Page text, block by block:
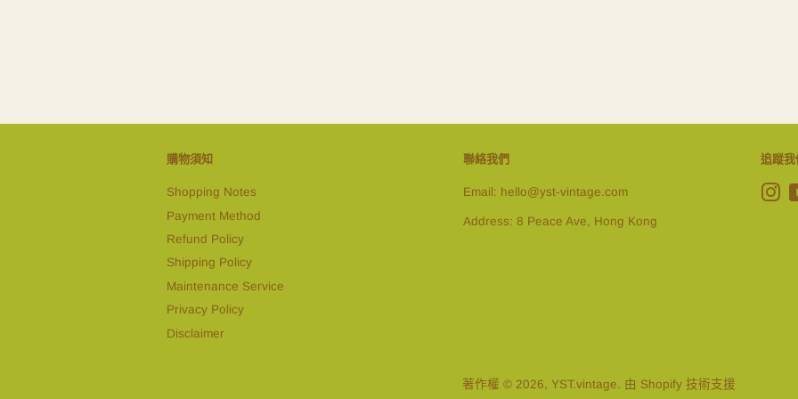
購物須知
Shopping Notes
Payment Method
Refund Policy
Shipping Policy
Maintenance Service
Privacy Policy
Disclaimer
聯絡我們
Email: hello@yst-vintage.com
Address: 8 Peace Ave, Hong Kong
追蹤我
著作權 © 2026, YST.vintage. 由 Shopify 技術支援